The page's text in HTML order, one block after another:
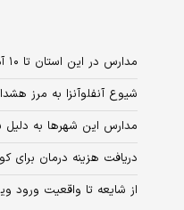
مدارس در این استان تا ۱۰ آذر تعطیل شد/ علت چیست؟
شیوع آنفلوآنزا به مرز
مدارس این شهرها به دلیل
دریافت هزینه درمان برای کودکان زیر
از شایعه تا واقعیت ورود